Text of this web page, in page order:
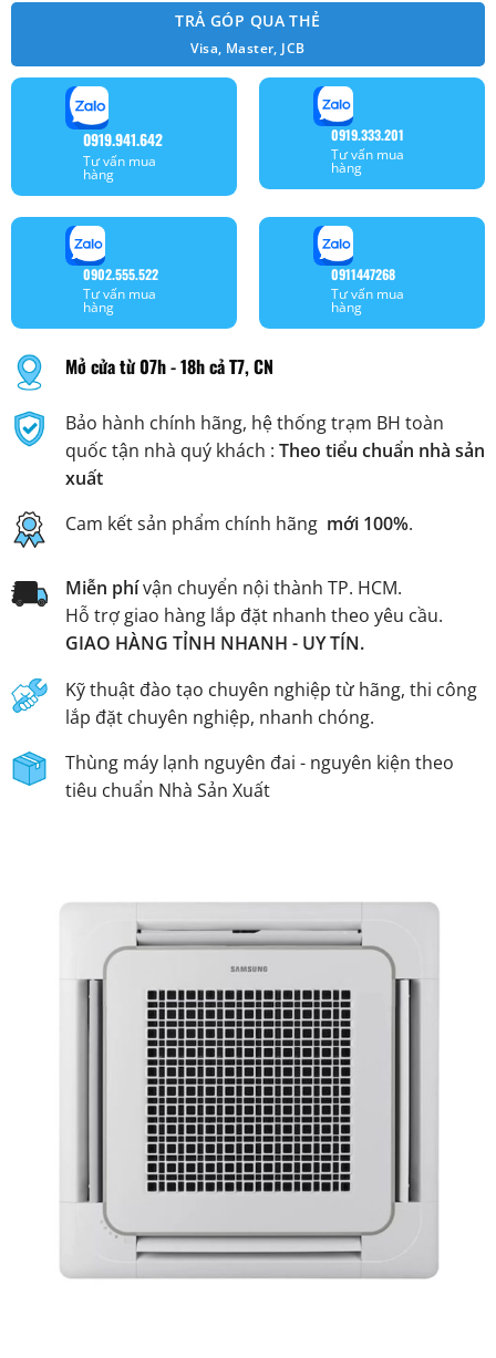
TRẢ GÓP QUA THẺ
Visa, Master, JCB
0919.941.642
Tư vấn mua
hàng
0919.333.201
Tư vấn mua
hàng
0902.555.522
Tư vấn mua
hàng
0911447268
Tư vấn mua
hàng
Mở cửa từ 07h - 18h cả T7, CN
Bảo hành chính hãng, hệ thống trạm BH toàn
quốc tận nhà quý khách : Theo tiểu chuẩn nhà sản
xuất
Cam kết sản phẩm chính hãng mới 100%.
Miễn phívận chuyển nội thành TP. HCM.
Hỗ trợ giao hàng lắp đặt nhanh theo yêu cầu.
GIAO HÀNG TỈNH NHANH - UY TÍN.
Kỹ thuật đào tạo chuyên nghiệp từ hãng, thi công
lắp đặt chuyên nghiệp, nhanh chóng.
Thùng máy lạnh nguyên đai - nguyên kiện theo
tiêu chuẩn Nhà Sản Xuất